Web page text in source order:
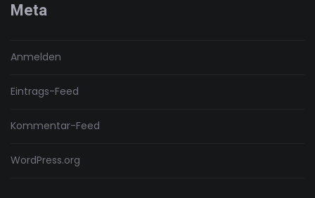
Meta
Anmelden
Eintrags-Feed
Kommentar-Feed
WordPress.org